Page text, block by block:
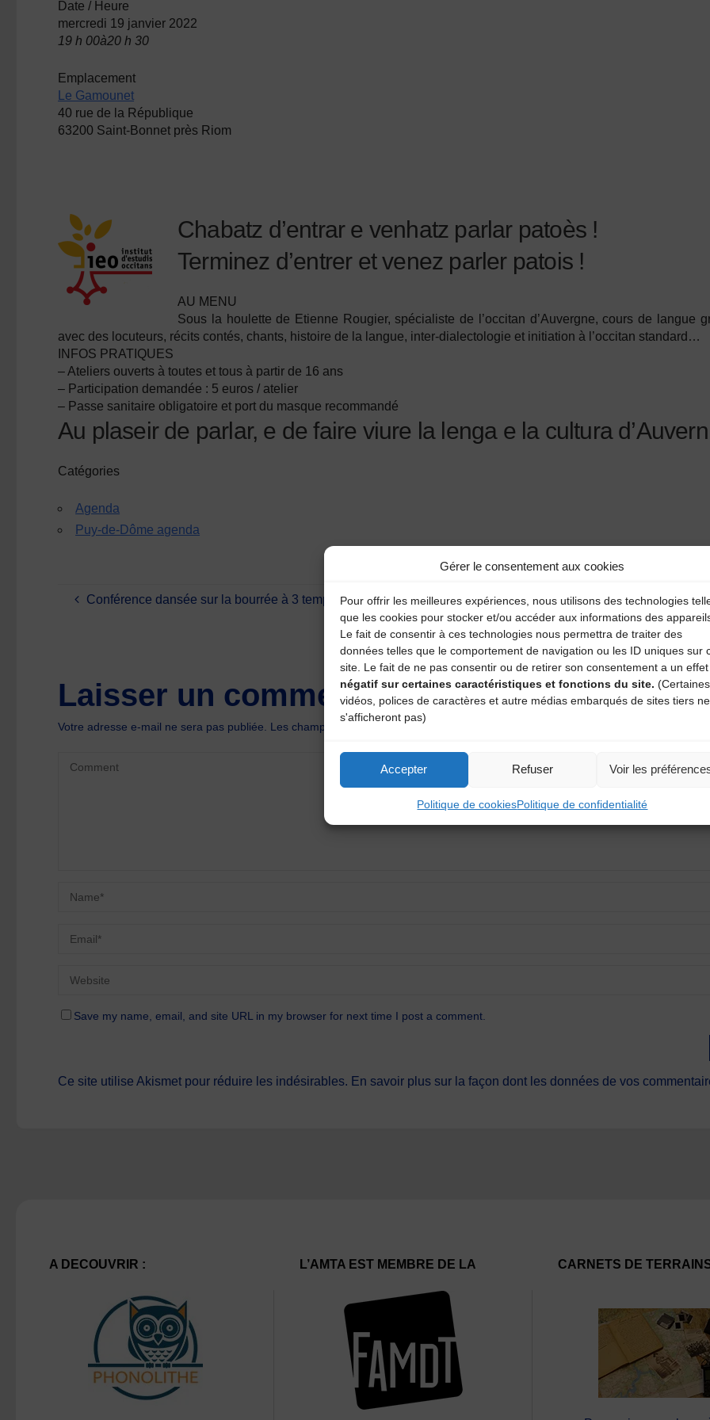
Gérer le consentement aux cookies
Pour offrir les meilleures expériences, nous utilisons des technologies
que les cookies pour stocker et/ou accéder aux informations des
Le fait de consentir à ces technologies nous permettra de traiter des
données telles que le comportement de navigation ou les ID uniques sur
site. Le fait de ne pas consentir ou de retirer son consentement a un effet
négatif sur certaines caractéristiques et fonctions du site. (Certaines
vidéos, polices de caractères et autre médias embarqués de sites tiers ne
s'afficheront pas)
Accepter Refuser Voir les
Politique de cookiesPolitique de confidentialité
Date / Heure
mercredi 19 janvier 2022
19 h 00à20 h 30
Emplacement
Le Gamounet
40 rue de la République
63200 Saint-Bonnet près Riom
Chabatz d’entrar e venhatz parlar patoès !
Terminez d’entrer et venez parler patois !
AU MENU
Sous la houlette de Etienne Rougier, spécialiste de l’occitan d’Auvergne, cours de langue
avec des locuteurs, récits contés, chants, histoire de la langue, inter-dialectologie et initiation à l’occitan standard…
INFOS PRATIQUES
– Ateliers ouverts à toutes et tous à partir de 16 ans
– Participation demandée : 5 euros / atelier
– Passe sanitaire obligatoire et port du masque recommandé
Au plaseir de parlar, e de faire viure la lenga e la cultura
Catégories
Agenda
Puy-de-Dôme agenda
Conférence dansée sur la bourrée à 3 temps improvisée en duettiste Eric et Didier Champion
Laisser un commentaire
Votre adresse e-mail ne sera pas publiée. Les champs obligatoires sont indiqués avec
Save my name, email, and site URL in my browser for next time I post a comment.
Ce site utilise Akismet pour réduire les indésirables. En savoir plus sur la façon dont les données de vos
A DECOUVRIR : L’AMTA EST MEMBRE DE LA CARNETS DE